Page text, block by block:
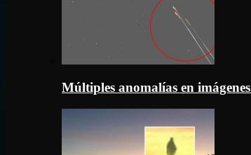
Múltiples anomalías en